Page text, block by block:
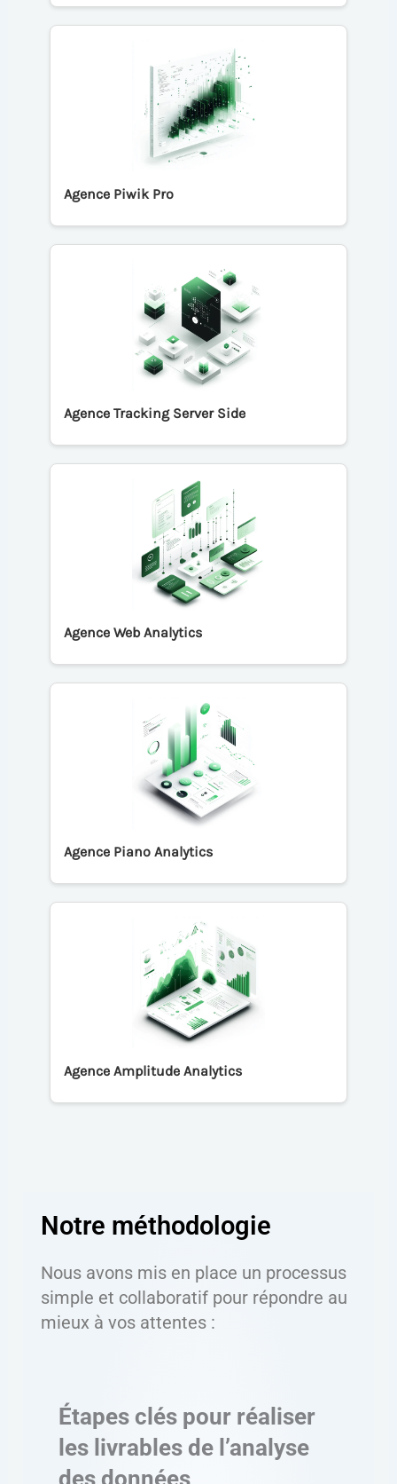
Agence Piwik Pro
Agence Tracking Server Side
Agence Web Analytics
Agence Piano Analytics
Agence Amplitude Analytics
Notre méthodologie
Nous avons mis en place un processus
simple et collaboratif pour répondre au
mieux à vos attentes :
Étapes clés pour réaliser
les livrables de l’analyse
des données